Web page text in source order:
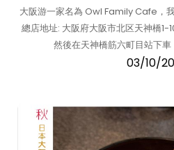
大阪游一家名為 Owl Family Cafe，
總店地址: 大阪府大阪市北区天神橋1-
然後在天神橋筋六町目站下
03/10/